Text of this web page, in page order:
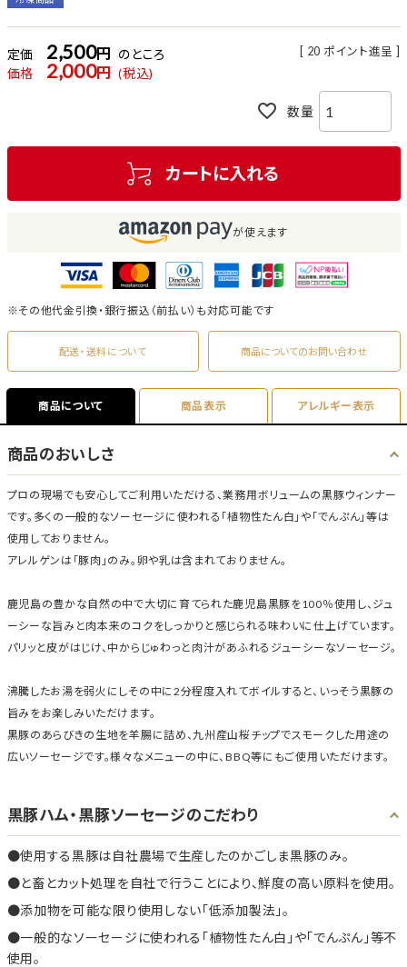
定価 2,500
のところ
価格
2,000 税込
[ 20 ポイント進呈 ]
カートに入れる
が使えます
※その他代金引換・銀行振込（前払い）も対応可能です
配送・送料について 商品についてのお問い合わせ
商品について 商品表示 アレルギー表示
商品のおいしさ
プロの現場でも安心してご利用いただける、業務用ボリュームの黒豚ウィンナー
です。多くの一般的なソーセージに使われる「植物性たん白」や「でんぷん」等は
使用しておりません。
アレルゲンは「豚肉」のみ。卵や乳は含まれておりません。
鹿児島の豊かな自然の中で大切に育てられた鹿児島黒豚を100％使用し、ジュ
ーシーな旨みと肉本来のコクをしっかりと感じられる味わいに仕上げています。
パリッと皮がはじけ、中からじゅわっと肉汁があふれるジューシーなソーセージ。
沸騰したお湯を弱火にしその中に2分程度入れてボイルすると、いっそう黒豚の
旨みをお楽しみいただけます。
黒豚のあらびきの生地を羊腸に詰め、九州産山桜チップでスモークした用途の
広いソーセージです。様々なメニューの中に、BBQ等にもご使用いただけます。
黒豚ハム・黒豚ソーセージのこだわり
使用する黒豚は自社農場で生産したのかごしま黒豚のみ。
と畜とカット処理を自社で行うことにより、鮮度の高い原料を使用。
添加物を可能な限り使用しない「低添加製法」。
一般的なソーセージに使われる「植物性たん白」や「でんぷん」等不
使用。